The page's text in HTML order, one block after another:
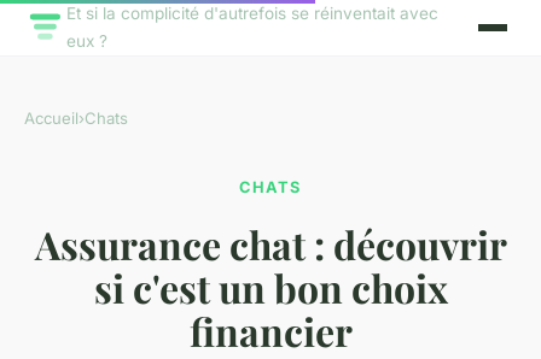
Et si la complicité d'autrefois se réinventait avec
eux ?
Accueil›Chats
CHATS
Assurance chat : découvrir
si c'est un bon choix
financier